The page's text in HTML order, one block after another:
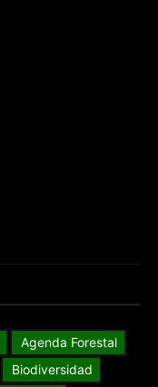
Agenda Forestal
Biodiversidad